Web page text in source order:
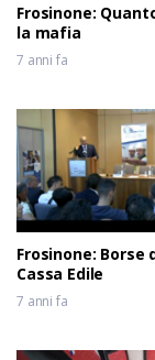
Frosinone:
la mafia
7 anni fa
Frosinone: Borse
Cassa Edile
7 anni fa